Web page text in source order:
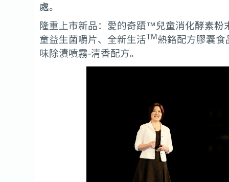
處。
隆重上市新品：愛的奇蹟™兒童消化酵素
童益生菌嚼片、全新生活TM熱鉻配方膠囊
味除漬噴霧-清香配方。